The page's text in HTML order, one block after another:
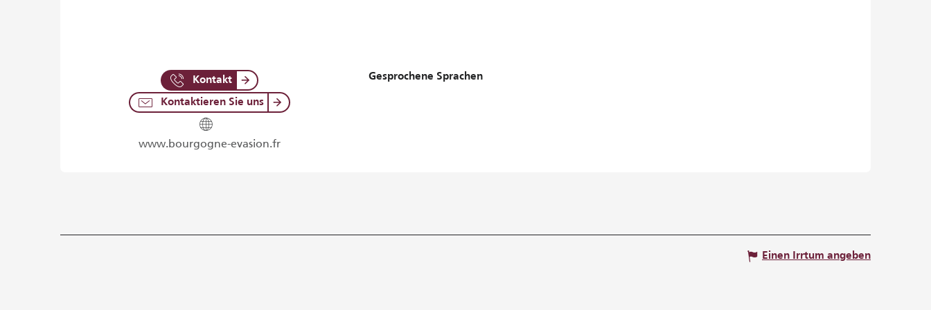
Kontakt
Kontaktieren Sie uns
www.bourgogne-evasion.fr
Gesprochene Sprachen
Gesprochene Sprachen
Einen Irrtum angeben